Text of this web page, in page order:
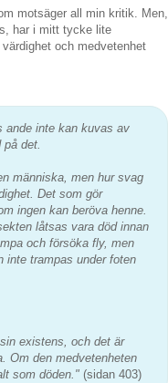
motsäger all min kritik. Men,
har i mitt tycke lite
och medvetenhet
ande inte kan kuvas av
på det.
människa, men hur svag
Det som gör
ingen kan beröva henne.
låtsas vara död innan
och försöka fly, men
inte trampas under foten
existens, och det är
Om den medvetenheten
som döden." (sidan 403)